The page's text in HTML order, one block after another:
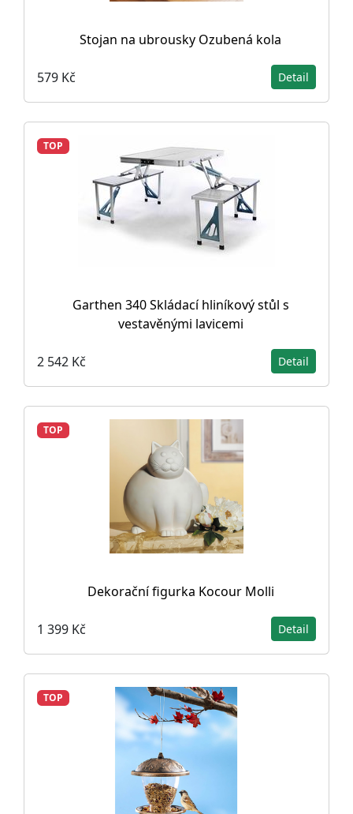
Stojan na ubrousky Ozubená kola
579 Kč Detail
TOP
Garthen 340 Skládací hliníkový stůl s
vestavěnými lavicemi
2 542 Kč Detail
TOP
Dekorační figurka Kocour Molli
1 399 Kč Detail
TOP